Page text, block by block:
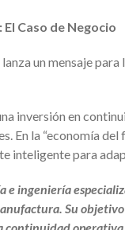
Caso de Negocio
un mensaje
inversión en
En la “economía
inteligente para
ingeniería
Su